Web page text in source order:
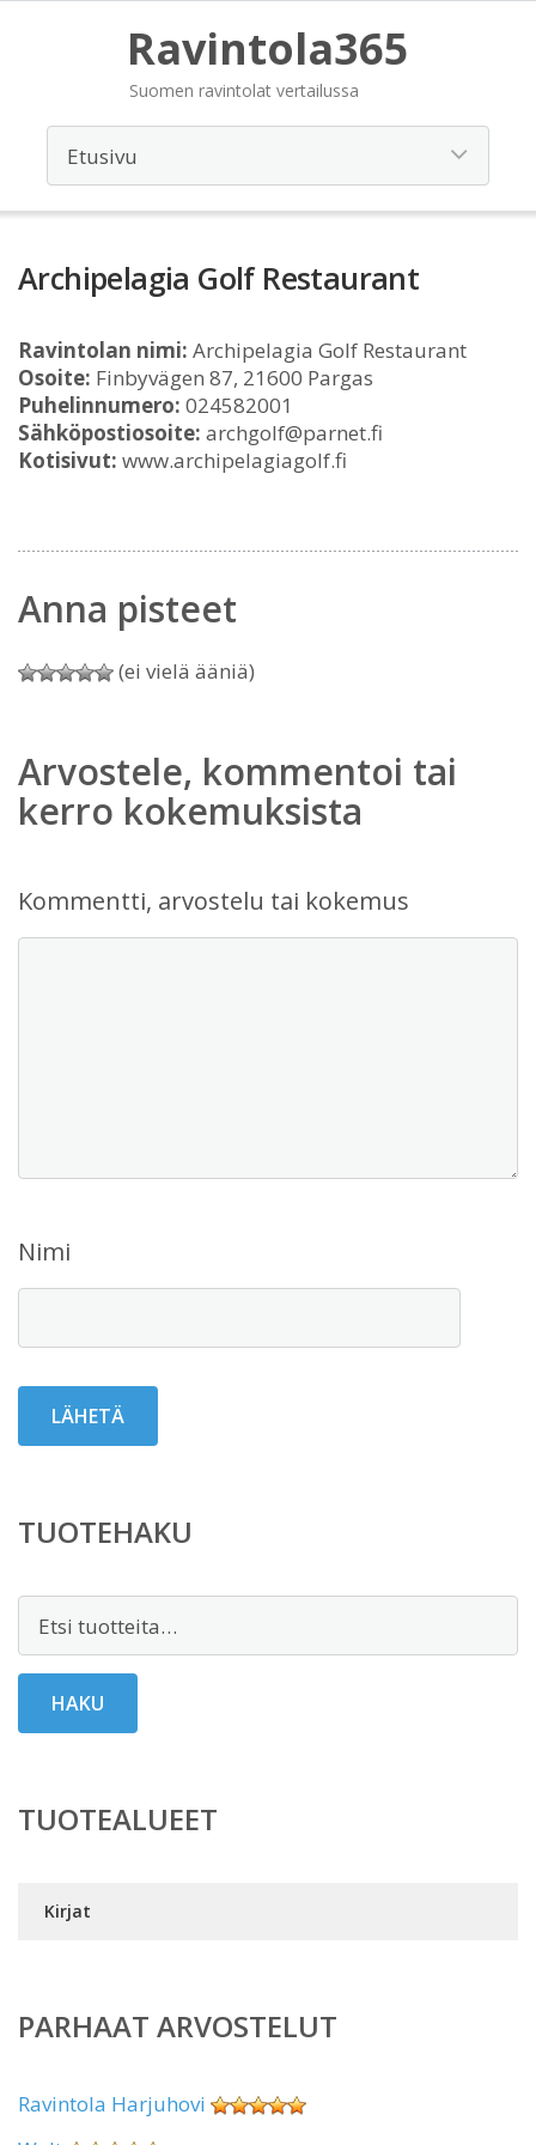
Ravintola365
Suomen ravintolat vertailussa
Archipelagia Golf Restaurant
Ravintolan nimi: Archipelagia Golf Restaurant
Osoite: Finbyvägen 87, 21600 Pargas
Puhelinnumero: 024582001
Sähköpostiosoite: archgolf@parnet.fi
Kotisivut: www.archipelagiagolf.fi
Anna pisteet
(ei vielä ääniä)
Arvostele, kommentoi tai
kerro kokemuksista
Kommentti, arvostelu tai kokemus
Nimi
TUOTEHAKU
HAKU
TUOTEALUEET
Kirjat
PARHAAT ARVOSTELUT
Ravintola Harjuhovi